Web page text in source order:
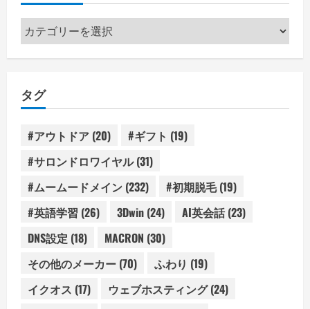
カ
テ
ー
タグ
#アウトドア (20) #ギフト (19)
#サロンドロワイヤル(31)
#ムームードメイン (232) #初期脱毛(19)
#英語学習 (26) 3Dwin (24) AI英会話(23)
DNS設定 (18) MACRON (30)
その他のメーカー (70) ふわり (19)
イクオス (17) ウェブホスティング(24)